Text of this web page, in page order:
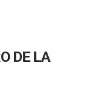
DE LA